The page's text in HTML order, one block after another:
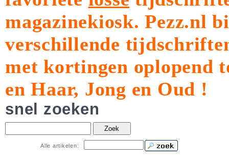
magazinekiosk.Pezz.nl
verschillende
met kortingen oplopend
en Haar, Jong en Oud !
snel zoeken
Zoek
Alle artikelen: